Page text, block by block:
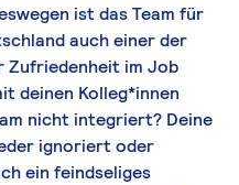
ist das Team für
auch einer der
Zufriedenheit im Job
deinen Kolleg*innen
nicht integriert? Deine
ignoriert oder
ein feindseliges